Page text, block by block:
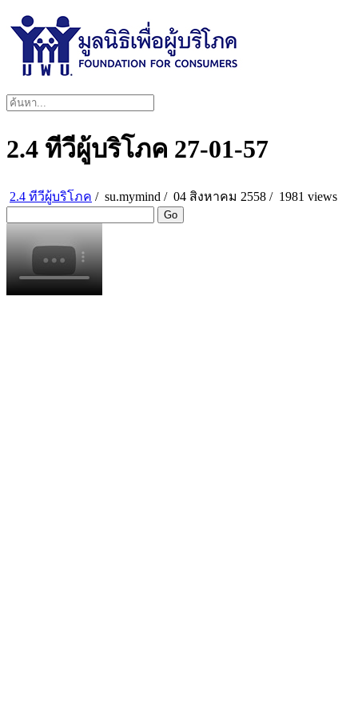
2.4 ทีวีผู้บริโภค 27-01-57
2.4 ทีวีผู้บริโภค / su.mymind / 04 สิงหาคม 2558 / 1981 views
Go